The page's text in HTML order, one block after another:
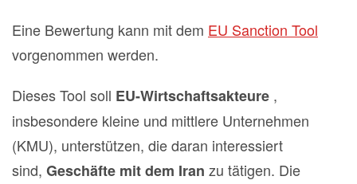
Eine Bewertung kann mit dem EU Sanction Tool
vorgenommen werden.
Dieses Tool soll EU-Wirtschaftsakteure ,
insbesondere kleine und mittlere Unternehmen
(KMU), unterstützen, die daran interessiert
sind, Geschäfte mit dem Iran zu tätigen. Die